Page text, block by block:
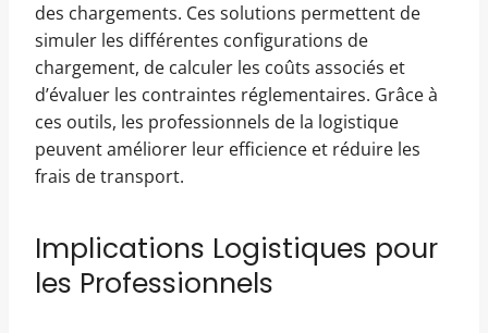
des chargements. Ces solutions permettent de
simuler les différentes configurations de
chargement, de calculer les coûts associés et
d’évaluer les contraintes réglementaires. Grâce à
ces outils, les professionnels de la logistique
peuvent améliorer leur efficience et réduire les
frais de transport.
Implications Logistiques pour
les Professionnels